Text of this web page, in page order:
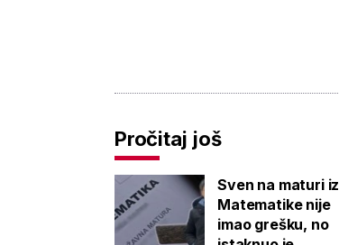
Pročitaj još
Sven na maturi iz
Matematike nije
imao grešku, no